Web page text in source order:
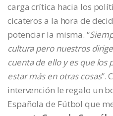
carga crítica hacia los
cicateros a la hora de
potenciar la misma. “
cultura pero nuestros
cuenta de ello y es que
estar más en otras cosas”.
intervención le regalo un
Española de Fútbol que